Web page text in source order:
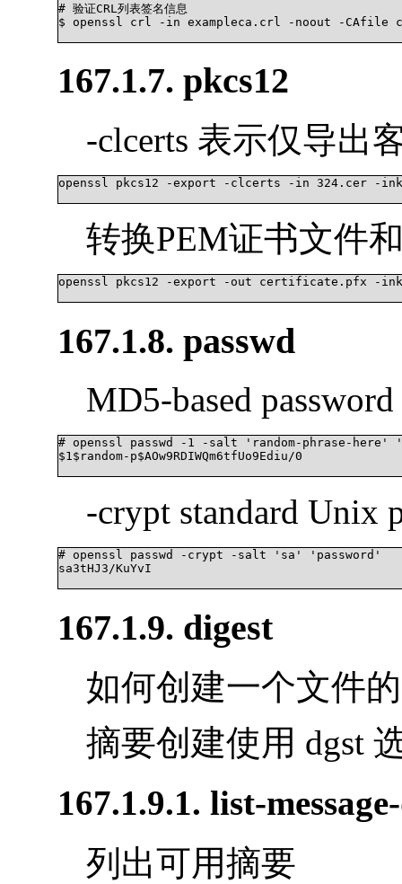
# 验证CRL列表签名信息
$ openssl crl -in exampleca.crl -noout -CAfile
167.1.7. pkcs12
-clcerts 表示仅导出
openssl pkcs12 -export -clcerts -in 324.cer -
转换PEM证书文件
openssl pkcs12 -export -out certificate.pfx -
167.1.8. passwd
MD5-based
# openssl passwd -1 -salt 'random-phrase-here'
$1$random-p$AOw9RDIWQm6tfUo9Ediu/0
-crypt standard Unix
# openssl passwd -crypt -salt 'sa' 'password'
sa3tHJ3/KuYvI
167.1.9. digest
如何创建一个文件
摘要创建使用 dgst
167.1.9.1. list-
列出可用摘要